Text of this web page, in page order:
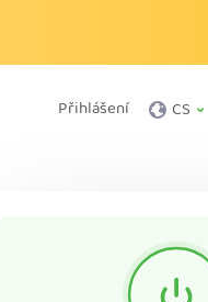
Přihlášení CS